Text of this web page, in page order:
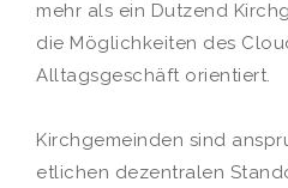
mehr als ein Dutzend
die Möglichkeiten des
Alltagsgeschäft orientiert.
Kirchgemeinden sind
etlichen dezentralen